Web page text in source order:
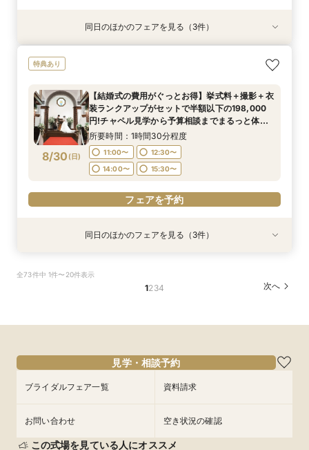
8/29(土)
【挙式＋会食が5万円OFF！】費用を抑えて叶え
11:00〜
12:30〜
14:00〜
15:30〜
フェアを予約
8/29(土)
11:00〜
12:30〜
14:00〜
15:30〜
フェアを予約
8/29(土)
【結婚式の費用がぐっとお得】挙式料＋撮影＋衣
BIGフェア
所要時間：1時間30分程度
11:00〜
12:30〜
14:00〜
15:30〜
フェアを予約
同日のほかのフェアを見る（3件）
特典あり
8/30 (日)
【結婚式の費用がぐっとお得】挙式料＋撮影＋衣
装ランクアップがセットで半額以下の198,000
円!チャペル見学から予算相談までまるっと体験
BIGフェア
所要時間：1時間30分程度
11:00〜
12:30〜
14:00〜
15:30〜
フェアを予約
8/30
ペーンフェア
フェアを予約
8/30
る少人数ウェディング相談フェア
フェアを予約
8/30
所要時間：1時間30分程度
フェアを予約
同日のほかのフェアを見る（3件）
全73件中 1件〜20件表示
1234 次へ
見学・相談予約
ブライダルフェア一覧 資料請求
お問い合わせ 空き状況の確認
この式場を見ている人にオススメ